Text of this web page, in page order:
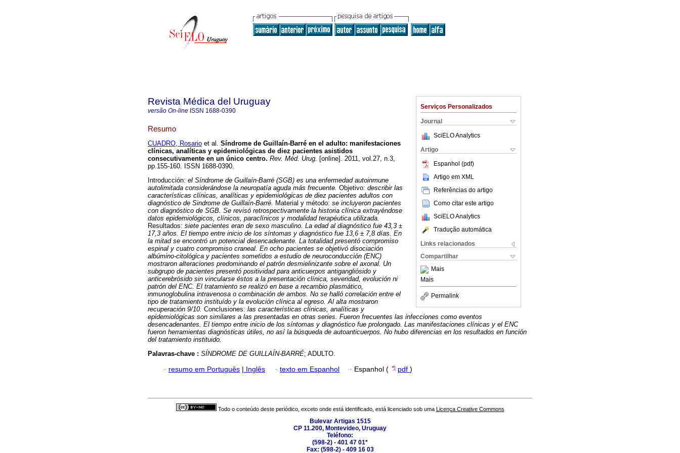
Serviços Personalizados
Journal
SciELO Analytics
Artigo
Espanhol (pdf)
Artigo em XML
Referências do artigo
Como citar este artigo
SciELO Analytics
Tradução automática
Links relacionados
Compartilhar
Mais
Mais
Permalink
Revista Médica del Uruguay
versão On-line ISSN 1688-0390
Resumo
CUADRO, Rosario et al. Síndrome de Guillaín-Barré en el adulto: manifestaciones
clínicas, analíticas y epidemiológicas de diez pacientes asistidos
consecutivamente en un único centro. Rev. Méd. Urug. [online]. 2011, vol.27, n.3,
pp.155-160. ISSN 1688-0390.
Introducción: el Síndrome de Guillaín-Barré (SGB) es una enfermedad autoinmune
autolimitada considerándose la neuropatía aguda más frecuente. Objetivo: describir las
características clínicas, analíticas y epidemiológicas de diez pacientes adultos con
diagnóstico de Sindrome de Guillaín-Barré. Material y método: se incluyeron pacientes
con diagnóstico de SGB. Se revisó retrospectivamente la historia clínica extrayéndose
datos epidemiológicos, clínicos, paraclínicos y modalidad terapéutica utilizada.
Resultados: siete pacientes eran de sexo masculino. La edad al diagnóstico fue 43,3 ±
17,3 años. El tiempo entre inicio de los síntomas y diagnóstico fue 13,6 ± 7,8 días. En
la mitad se encontró un potencial desencadenante. La totalidad presentó compromiso
espinal y cuatro compromiso craneal. En ocho pacientes se objetivó disociación
albúmino-citológica y pacientes sometidos a estudio de neuroconducción (ENC)
mostraron alteraciones predominando el patrón desmielinizante sobre el axonal. Un
subgrupo de pacientes presentó positividad para anticuerpos antigangliósido y
anticerebrósido sin vincularse éstos a la presentación clínica, severidad, evolución ni
patrón del ENC. El tratamiento se realizó en base a recambio plasmático,
inmunoglobulina intravenosa o combinación de ambos. No se halló correlación entre el
tipo de tratamiento instituído y la evolución clínica al egreso. Al alta mostraron
recuperación 9/10. Conclusiones: las características clínicas, analíticas y
epidemiológicas son similares a las presentadas en otras series. Fueron frecuentes las infecciones como eventos
desencadenantes. El tiempo entre inicio de los síntomas y diagnóstico fue prolongado. Las manifestaciones clínicas y el ENC
fueron herramientas diagnósticas útiles, no así la búsqueda de autoanticuerpos. No hubo diferencias en los resultados en función
del tratamiento instituido.
Palavras-chave : SÍNDROME DE GUILLAÍN-BARRÉ; ADULTO.
· resumo em Português | Inglês · texto em Espanhol · Espanhol ( pdf )
Todo o conteúdo deste periódico, exceto onde está identificado, está licenciado sob uma Licença Creative Commons
Bulevar Artigas 1515
CP 11.200, Montevideo, Uruguay
Teléfono:
(598-2) - 401 47 01*
Fax: (598-2) - 409 16 03